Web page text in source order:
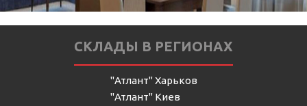
СКЛАДЫ В РЕГИОНАХ
"Атлант" Харьков
"Атлант" Киев